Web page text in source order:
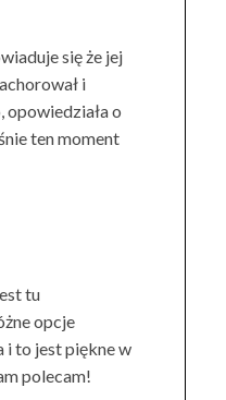
się że jej
i
opowiedziała o
ten moment
tu
opcje
i to jest piękne w
polecam!